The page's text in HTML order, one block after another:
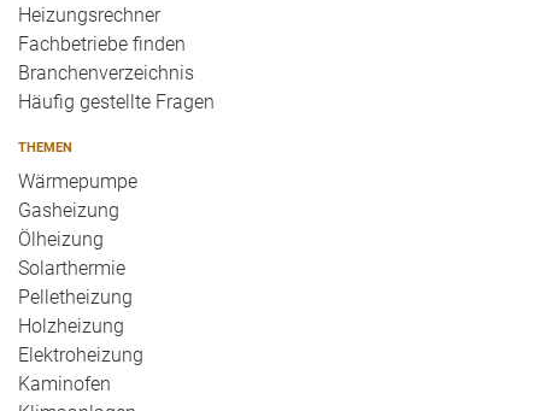
Heizungsrechner
Fachbetriebe finden
Branchenverzeichnis
Häufig gestellte Fragen
THEMEN
Wärmepumpe
Gasheizung
Ölheizung
Solarthermie
Pelletheizung
Holzheizung
Elektroheizung
Kaminofen